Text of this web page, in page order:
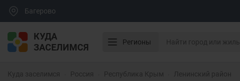
Багерово
КУДА
ЗАСЕЛИМСЯ
Регионы
Куда заселимся Россия Республика Крым Ленинский район